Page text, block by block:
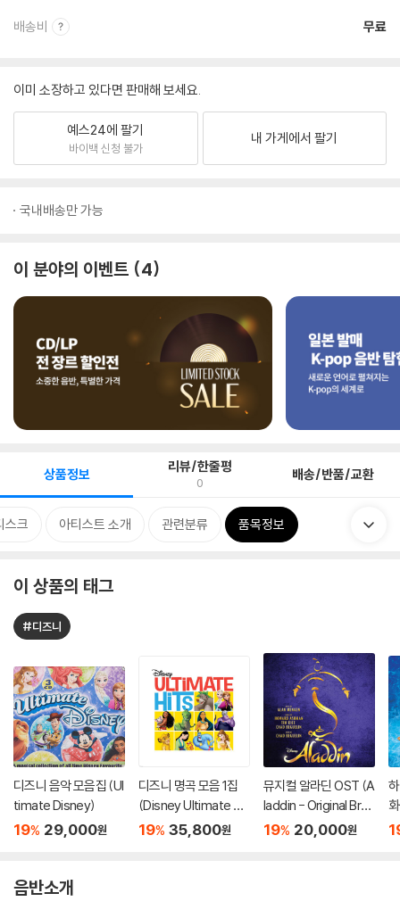
배송비 무료
이미 소장하고 있다면 판매해 보세요.
예스24에 팔기
바이백 신청 불가
내 가게에서 팔기
국내배송만 가능
이 분야의 이벤트 4
상품정보 리뷰/한줄평
0 배송/반품/교환
스크 아티스트 소개 관련분류 품목정보
이 상품의 태그
#디즈니
디즈니 음악 모음집 (Ul
timate Disney)
19% 29,000원
디즈니 명곡 모음 1집
(Disney Ultimate Hit
s) [LP]
19% 35,800원
뮤지컬 알라딘 OST (A
laddin - Original Broa
dway Cast Recordin
19% 20,000원
음반소개